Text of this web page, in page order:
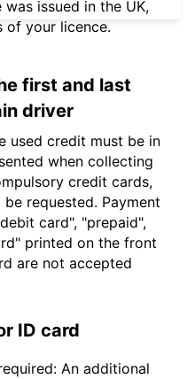
issued in the UK,
of your licence.
first and last
driver
used credit must be in
when collecting
credit cards,
requested. Payment
card", "prepaid",
printed on the front
are not accepted
ID card
An additional